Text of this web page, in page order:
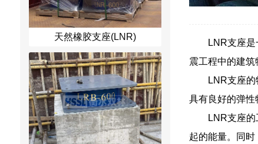
天然橡胶支座(LNR)
LNR支座
震工程中的建筑
LNR支座
具有良好的弹性
LNR支座
起的能量。同时